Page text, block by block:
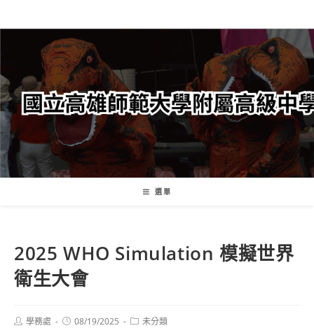
轉
要
內
容
選單
2025 WHO Simulation 模擬世界
衛生大會
Post學務處
Post08/19/2025
Post未分類